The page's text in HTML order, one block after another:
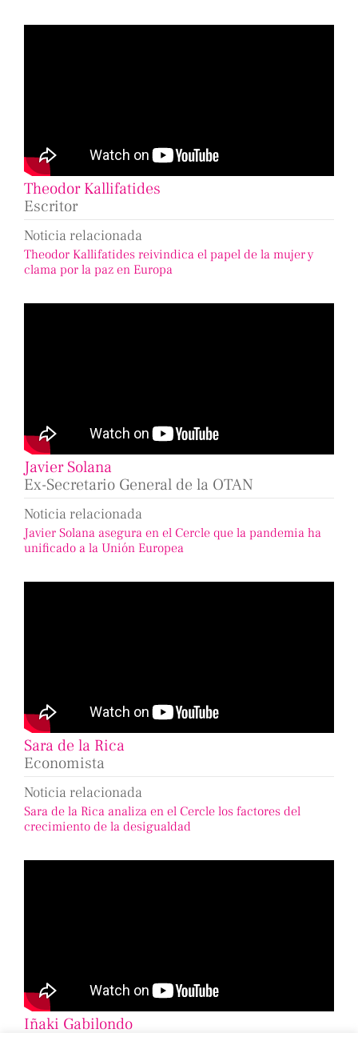
Theodor Kallifatides
Escritor
Noticia relacionada
Theodor Kallifatides reivindica el papel de la mujer y
clama por la paz en Europa
Javier Solana
Ex-Secretario General de la OTAN
Noticia relacionada
Javier Solana asegura en el Cercle que la pandemia ha
unificado a la Unión Europea
Sara de la Rica
Economista
Noticia relacionada
Sara de la Rica analiza en el Cercle los factores del
crecimiento de la desigualdad
Iñaki Gabilondo